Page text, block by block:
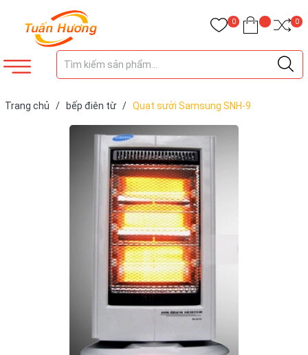
0 0
Trang chủ / bếp điên từ / Quạt sưởi Samsung SNH-9